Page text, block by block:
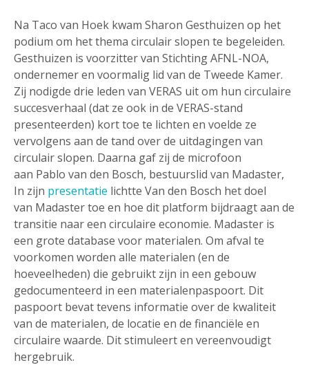
Na Taco van Hoek kwam Sharon Gesthuizen op het
podium om het thema circulair slopen te begeleiden.
Gesthuizen is voorzitter van Stichting AFNL-NOA,
ondernemer en voormalig lid van de Tweede Kamer.
Zij nodigde drie leden van VERAS uit om hun circulaire
succesverhaal (dat ze ook in de VERAS-stand
presenteerden) kort toe te lichten en voelde ze
vervolgens aan de tand over de uitdagingen van
circulair slopen. Daarna gaf zij de microfoon
aan Pablo van den Bosch, bestuurslid van Madaster,
In zijn presentatie lichtte Van den Bosch het doel
van Madaster toe en hoe dit platform bijdraagt aan de
transitie naar een circulaire economie. Madaster is
een grote database voor materialen. Om afval te
voorkomen worden alle materialen (en de
hoeveelheden) die gebruikt zijn in een gebouw
gedocumenteerd in een materialenpaspoort. Dit
paspoort bevat tevens informatie over de kwaliteit
van de materialen, de locatie en de financiële en
circulaire waarde. Dit stimuleert en vereenvoudigt
hergebruik.